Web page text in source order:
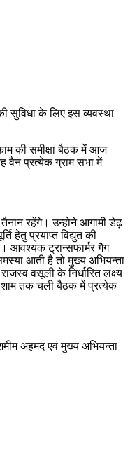
सुविधा के लिए इस व्यवस्था
की समीक्षा बैठक में आज
वैन प्रत्येक ग्राम सभा में
रहेंगे। उन्होने आगामी डेढ़
हेतु प्रयाप्त विद्युत की
आवश्यक ट्रान्सफार्मर गैंग
आती है तो मुख्य अभियन्ता
वसूली के निर्धारित लक्ष्य
शाम तक चली बैठक में प्रत्येक
अहमद एवं मुख्य अभियन्ता